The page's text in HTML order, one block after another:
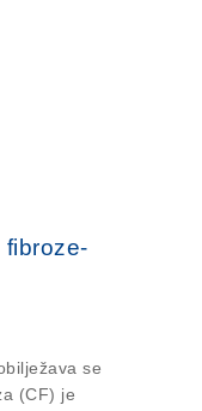
fibroze-
se
(CF) je